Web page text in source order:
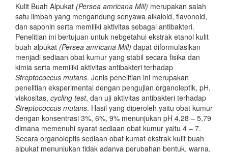
Kulit Buah Alpukat (Persea amricana Mill) merupakan salah
satu limbah yang mengandung senyawa alkaloid, flavonoid,
dan saponin serta memiliki aktivitas sebagai antibakteri.
Penelitian ini bertujuan untuk nebgetahui ekstrak etanol kulit
buah alpukat (Persea amricana Mill) dapat diformulasikan
menjadi sediaan obat kumur yang stabil secara fisika dan
kimia serta memiliki aktivitas antibakteri terhadap
Streptococcus mutans. Jenis penelitian ini merupakan
penelitian eksperimental dengan pengujian organoleptik, pH,
viskositas, cycling test, dan uji aktivitas antibakteri terhadap
Streptococcus mutans. Hasil yang diperoleh yaitu obat kumur
dengan konsentrasi 3%, 6%, 9% menunjukan pH 4,28 – 5,79
dimana memenuhi syarat sediaan obat kumur yaitu 4 – 7.
Secara organoleptis sediaan obat kumat ekstrak kulit buah
alpukat menunjukan tidak adanya perubahan bentuk, warna,